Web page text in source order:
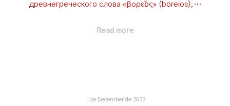
древнегреческого слова «βορεῖος» (boreios),…
Read more
1 de December de 2023